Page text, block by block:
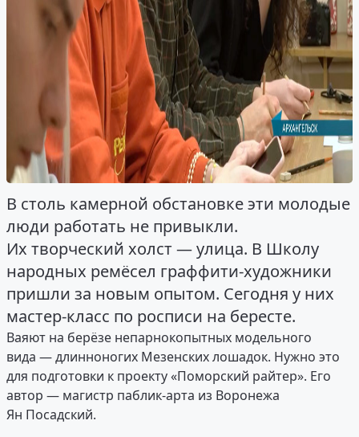
В столь камерной обстановке эти молодые
люди работать не привыкли.
Их творческий холст — улица. В Школу
народных ремёсел граффити-художники
пришли за новым опытом. Сегодня у них
мастер-класс по росписи на бересте.
Ваяют на берёзе непарнокопытных модельного
вида — длинноногих Мезенских лошадок. Нужно это
для подготовки к проекту «Поморский райтер». Его
автор — магистр паблик-арта из Воронежа
Ян Посадский.